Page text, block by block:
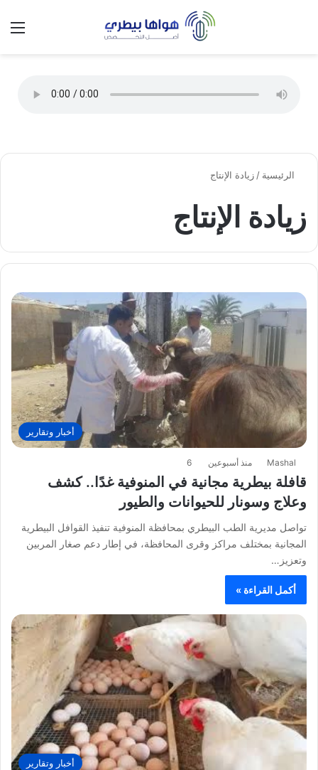
الوضع
الرئيسية / زيادة الإنتاج
زيادة الإنتاج
أخبار وتقارير
Mashal منذ أسبوعين 6
قافلة بيطرية مجانية في المنوفية غدًا.. كشف
وعلاج وسونار للحيوانات والطيور
تواصل مديرية الطب البيطري بمحافظة المنوفية تنفيذ القوافل البيطرية
المجانية بمختلف مراكز وقرى المحافظة، في إطار دعم صغار المربين
وتعزيز…
أكمل القراءة »
أخبار وتقارير